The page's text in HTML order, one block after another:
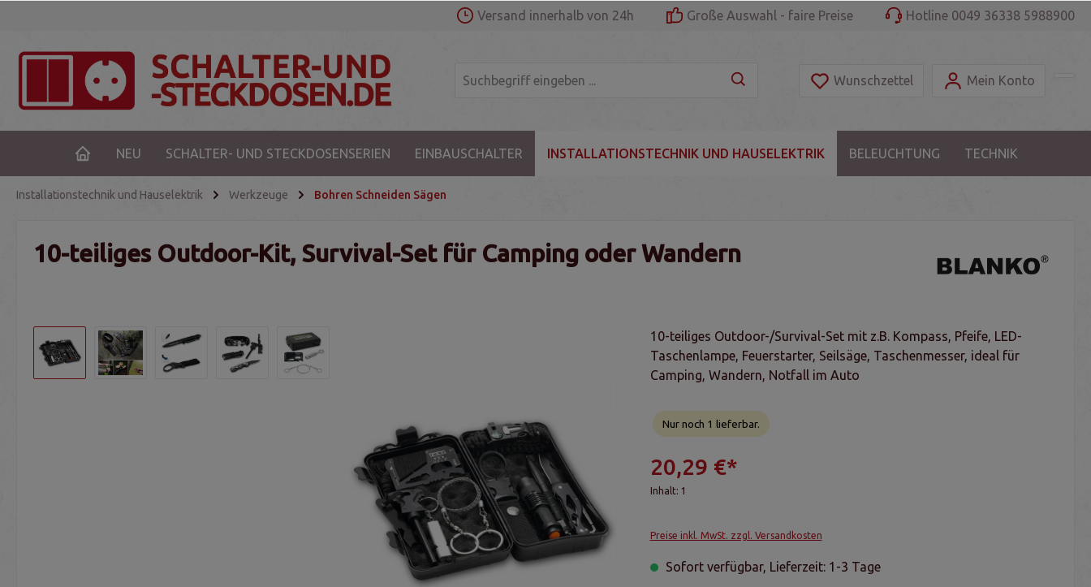
Versand innerhalb von 24h Große Auswahl - faire Preise Hotline 0049 36338 5988900
Wunschzettel Mein Konto
NEU SCHALTER- UND STECKDOSENSERIEN EINBAUSCHALTER INSTALLATIONSTECHNIK UND HAUSELEKTRIK BELEUCHTUNG TECHNIK
Installationstechnik und Hauselektrik Werkzeuge Bohren Schneiden Sägen
10-teiliges Outdoor-Kit, Survival-Set für Camping oder Wandern
10-teiliges Outdoor-/Survival-Set mit z.B. Kompass, Pfeife, LED-
Taschenlampe, Feuerstarter, Seilsäge, Taschenmesser, ideal für
Camping, Wandern, Notfall im Auto
Nur noch 1 lieferbar.
20,29 €*
Inhalt: 1
Preise inkl. MwSt. zzgl. Versandkosten
Sofort verfügbar, Lieferzeit: 1-3 Tage